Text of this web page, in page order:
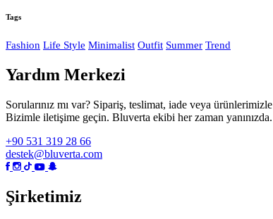
Tags
Fashion Life Style Minimalist Outfit Summer Trend
Yardım Merkezi
Sorularınız mı var? Sipariş, teslimat, iade veya
Bizimle iletişime geçin. Bluverta ekibi her zaman yanınızda.
+90 531 319 28 66
destek@bluverta.com
Şirketimiz